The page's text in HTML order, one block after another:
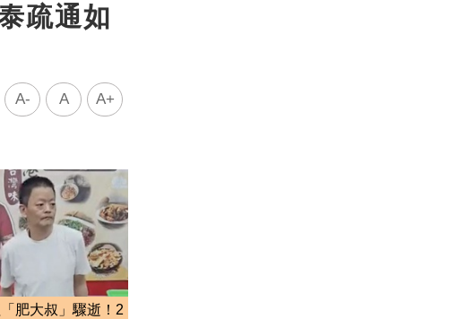
疏通如
A- A A+
肥大叔」驟逝！2